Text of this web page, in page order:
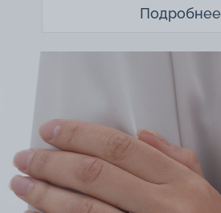
Подробнее